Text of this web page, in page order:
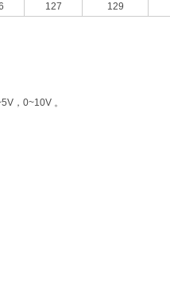
127 129
，0~10V 。